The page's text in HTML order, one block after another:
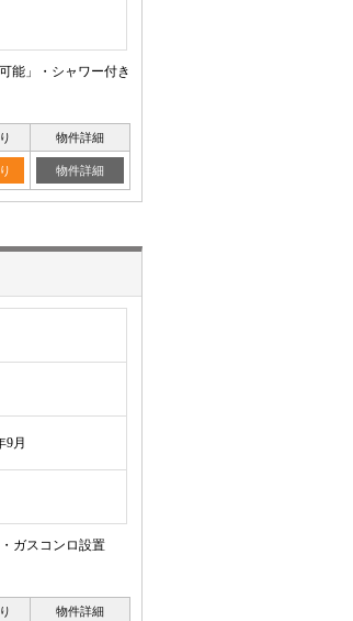
能」・シャワー付き
物件詳細
物件詳細
9月
ガスコンロ設置
物件詳細